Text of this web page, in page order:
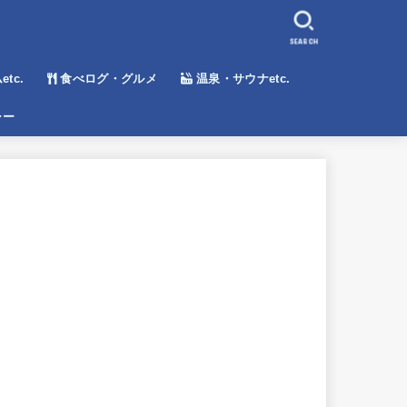
食べログ・グルメ 温泉・サウナetc.
ー
SEARCH